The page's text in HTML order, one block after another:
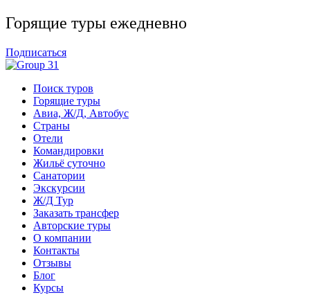
Горящие туры ежедневно
Подписаться
Поиск туров
Горящие туры
Авиа, Ж/Д, Автобус
Страны
Отели
Командировки
Жильё суточно
Санатории
Экскурсии
Ж/Д Тур
Заказать трансфер
Авторские туры
О компании
Контакты
Отзывы
Блог
Курсы